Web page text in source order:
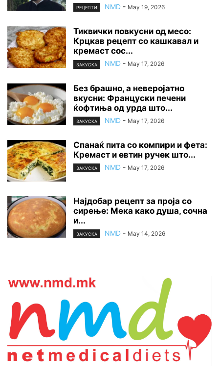
РЕЦЕПТИ NMD - May 19, 2026
Тиквички повкусни од месо:
Крцкав рецепт со кашкавал и
кремаст сос...
ЗАКУСКА NMD - May 17, 2026
Без брашно, а неверојатно
вкусни: Француски печени
ќофтиња од урда што...
ЗАКУСКА NMD - May 17, 2026
Спанаќ пита со компири и фета:
Кремаст и евтин ручек што...
ЗАКУСКА NMD - May 17, 2026
Најдобар рецепт за проја со
сирење: Мека како душа, сочна
и...
ЗАКУСКА NMD - May 14, 2026